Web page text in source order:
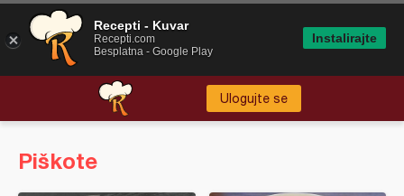
Ulogujte se
Piškote
Recepti - Kuvar
Recepti.com
Besplatna - Google Play
Instalirajte